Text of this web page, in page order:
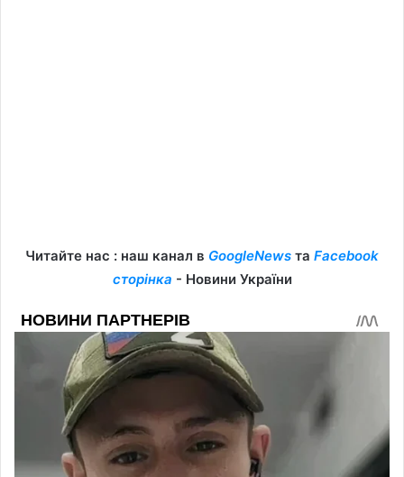
Читайте нас : наш канал в GoogleNews та Facebook
сторінка - Новини України